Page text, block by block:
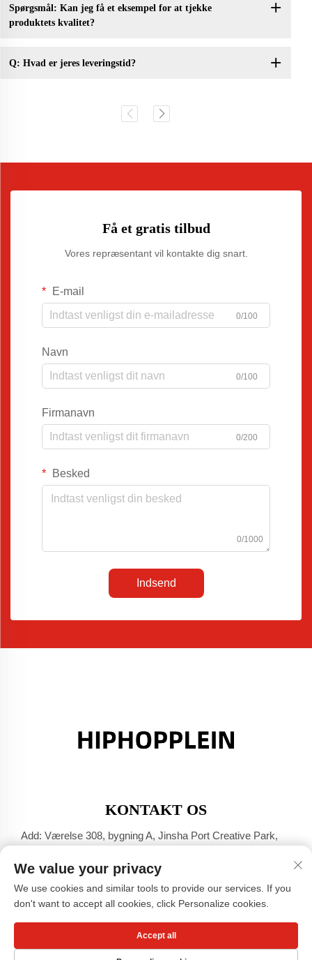
Spørgsmål: Kan jeg få et eksempel for at tjekke
produktets kvalitet?
Q: Hvad er jeres leveringstid?
Få et gratis tilbud
Vores repræsentant vil kontakte dig snart.
E-mail
0/100
Navn
0/100
Firmanavn
0/200
Besked
0/1000
Indsend
KONTAKT OS
Add: Værelse 308, bygning A, Jinsha Port Creative Park,
Tel: +86-17304049586
E-mail:[email protected]
Copyright © Guangzhou Xiaohongshu Beklædnings Co., LTD -
Privatlivspolitik
We value your privacy
We use cookies and similar tools to provide our services. If you
don't want to accept all cookies, click Personalize cookies.
Accept all